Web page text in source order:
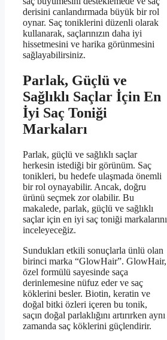
derisini canlandırmada büyük bir rol
oynar. Saç toniklerini düzenli olarak
kullanarak, saçlarınızın daha iyi
hissetmesini ve harika görünmesini
sağlayabilirsiniz.
Parlak, Güçlü ve
Sağlıklı Saçlar İçin En
İyi Saç Toniği
Markaları
Parlak, güçlü ve sağlıklı saçlar
herkesin istediği bir görünüm. Saç
tonikleri, bu hedefe ulaşmada önemli
bir rol oynayabilir. Ancak, doğru
ürünü seçmek zor olabilir. Bu
makalede, parlak, güçlü ve sağlıklı
saçlar için en iyi saç toniği markalarını
inceleyeceğiz.
Sundukları etkili sonuçlarla ünlü olan
birinci marka “GlowHair”. GlowHair,
özel formülü sayesinde saça
derinlemesine nüfuz eder ve saç
köklerini besler. Biotin, keratin ve
doğal bitki özleri içeren bu tonik,
saçın doğal parlaklığını artırırken aynı
zamanda saç köklerini güçlendirir.